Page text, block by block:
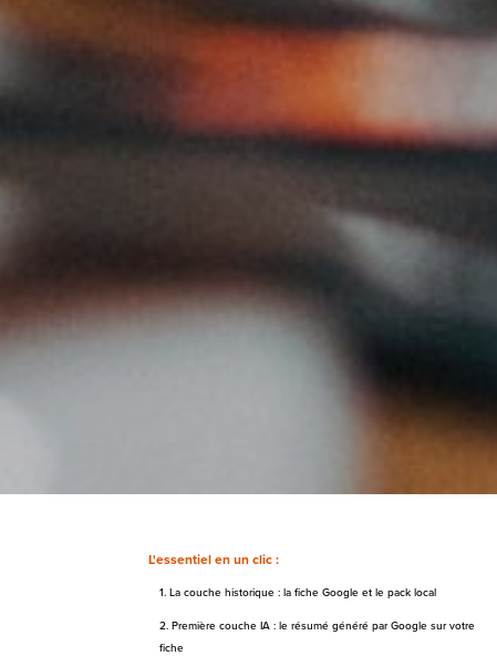
L'essentiel en un clic :
1. La couche historique : la fiche Google et le pack local
2. Première couche IA : le résumé généré par Google sur votre
fiche